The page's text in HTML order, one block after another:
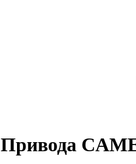
Привода